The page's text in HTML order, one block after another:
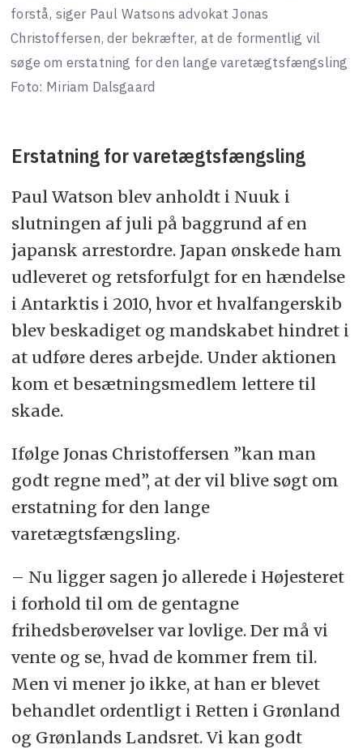
forstå, siger Paul Watsons advokat Jonas
Christoffersen, der bekræfter, at de formentlig vil
søge om erstatning for den lange varetægtsfængsling
Foto: Miriam Dalsgaard
Erstatning for varetægtsfængsling
Paul Watson blev anholdt i Nuuk i
slutningen af juli på baggrund af en
japansk arrestordre. Japan ønskede ham
udleveret og retsforfulgt for en hændelse
i Antarktis i 2010, hvor et hvalfangerskib
blev beskadiget og mandskabet hindret i
at udføre deres arbejde. Under aktionen
kom et besætningsmedlem lettere til
skade.
Ifølge Jonas Christoffersen ”kan man
godt regne med”, at der vil blive søgt om
erstatning for den lange
varetægtsfængsling.
– Nu ligger sagen jo allerede i Højesteret
i forhold til om de gentagne
frihedsberøvelser var lovlige. Der må vi
vente og se, hvad de kommer frem til.
Men vi mener jo ikke, at han er blevet
behandlet ordentligt i Retten i Grønland
og Grønlands Landsret. Vi kan godt